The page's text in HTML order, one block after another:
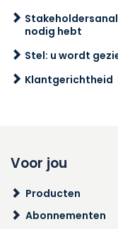
nodig hebt
Stel: u wordt
Klantgerichtheid
Voor jou
Producten
Abonnementen